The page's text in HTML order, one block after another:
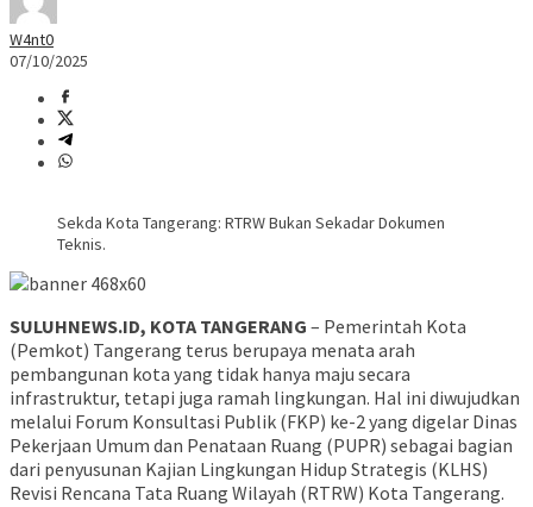
W4nt0
07/10/2025
Sekda Kota Tangerang: RTRW Bukan Sekadar Dokumen
Teknis.
SULUHNEWS.ID, KOTA TANGERANG – Pemerintah Kota
(Pemkot) Tangerang terus berupaya menata arah
pembangunan kota yang tidak hanya maju secara
infrastruktur, tetapi juga ramah lingkungan. Hal ini diwujudkan
melalui Forum Konsultasi Publik (FKP) ke-2 yang digelar Dinas
Pekerjaan Umum dan Penataan Ruang (PUPR) sebagai bagian
dari penyusunan Kajian Lingkungan Hidup Strategis (KLHS)
Revisi Rencana Tata Ruang Wilayah (RTRW) Kota Tangerang.